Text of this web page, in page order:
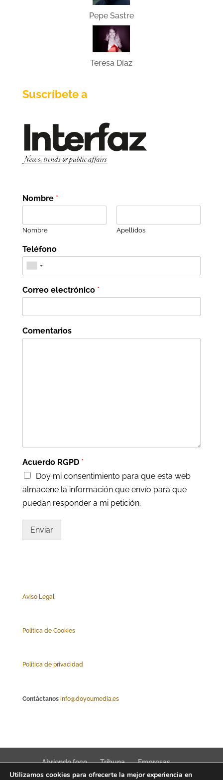
Pepe Sastre
Teresa Díaz
Suscríbete a
Nombre *
Nombre Apellidos
Teléfono
Correo electrónico *
Comentarios
Acuerdo RGPD *
Doy mi consentimiento para que esta web
almacene la información que envío para que
puedan responder a mi petición.
Enviar
Aviso Legal
Política de Cookies
Política de privacidad
Contáctanos info@doyoumedia.es
Abriendo foco Tribuna
Empresas
Actualidad
Innovación Tendencias
Utilizamos cookies para ofrecerte la mejor experiencia en